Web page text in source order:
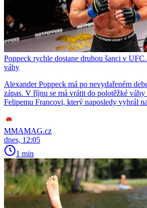
Poppeck rychle dostane druhou šanci v
váhy
Alexander Poppeck má po nevydařeném
zápas. V říjnu se má vrátit do polotěžké
Felipemu Francovi, který naposledy vyhrál
MMAMAG.cz
dnes, 12:05
1 min